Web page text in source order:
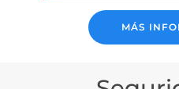
MÁS